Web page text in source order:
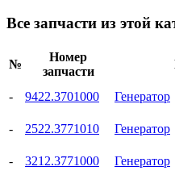
Все запчасти из этой
№
Номер
запчасти
- 9422.3701000 Генератор
-
2522.3771010 Генератор
-
3212.3771000 Генератор